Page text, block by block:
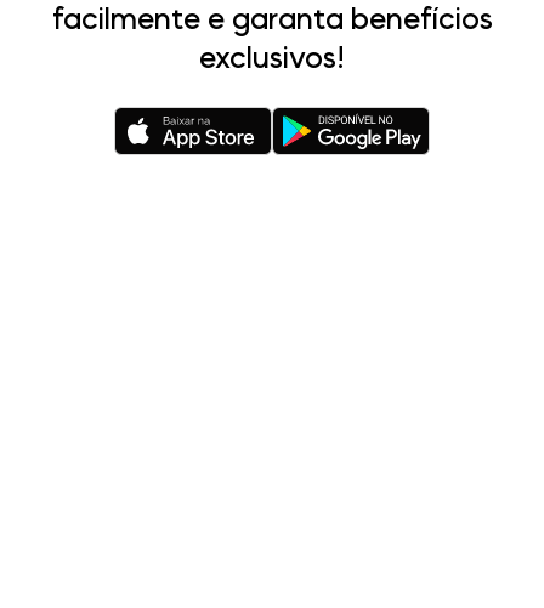
facilmente e garanta benefícios
exclusivos!